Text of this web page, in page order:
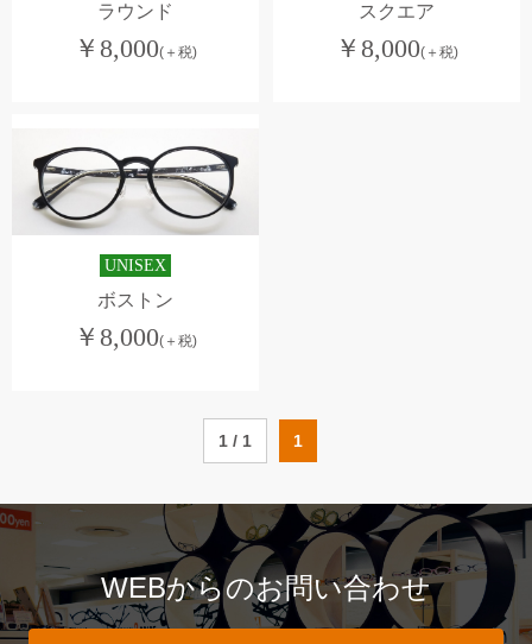
ラウンド
￥ 8,000(＋税)
スクエア
￥ 8,000(＋税)
UNISEX
ボストン
￥ 8,000(＋税)
1 / 1 1
WEBからのお問い合わせ